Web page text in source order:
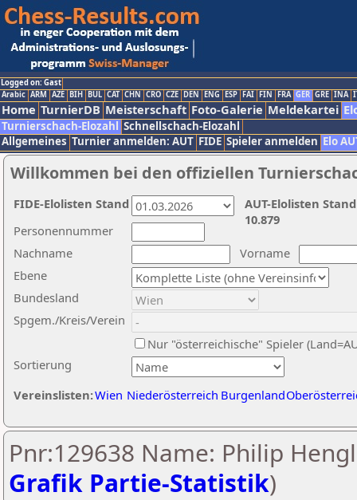
Logged on: Gast
Arabic ARM AZE BIH BUL CAT CHN CRO CZE DEN ENG ESP FAI FIN FRA GER GRE INA
Home TurnierDB Meisterschaft Foto-Galerie Meldekartei
Turnierschach-Elozahl Schnellschach-Elozahl
Allgemeines Turnier anmelden: AUT FIDE Spieler anmelden Elo
Willkommen bei den offiziellen
Nachname
Vorname
Ebene
Sortierung
Personennummer
Bundesland
Spgem./Kreis/Verein
Nur "österreichische" Spieler
Vereinslisten:Wien Niederösterreich Burgenland
AUT-Elolisten
10.879
FIDE-Elolisten Stand
Pnr:129638 Name: Philip
Grafik Partie-Statistik)